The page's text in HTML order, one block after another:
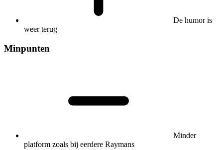
De humor is
weer terug
Minpunten
Minder
platform zoals bij eerdere Raymans